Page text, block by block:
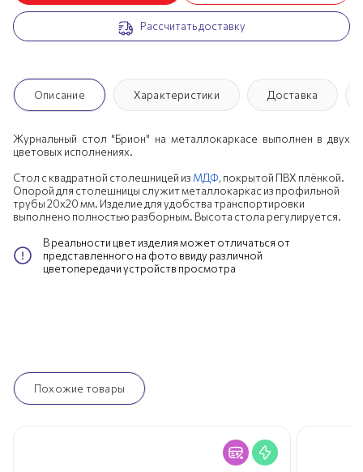
Рассчитать доставку
Описание Характеристики Доставка
Журнальный стол "Брион" на металлокаркасе выполнен в двух
цветовых исполнениях.
Стол с квадратной столешницей из МДФ, покрытой ПВХ плёнкой.
Опорой для столешницы служит металлокаркас из профильной
трубы 20х20 мм. Изделие для удобства транспортировки
выполнено полностью разборным. Высота стола регулируется.
В реальности цвет изделия может отличаться от
представленного на фото ввиду различной
цветопередачи устройств просмотра
Похожие товары